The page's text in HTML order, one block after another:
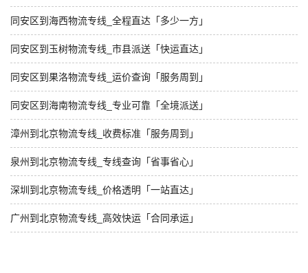
同安区到海西物流专线_全程直达「多少一方」
同安区到玉树物流专线_市县派送「快运直达」
同安区到果洛物流专线_运价查询「服务周到」
同安区到海南物流专线_专业可靠「全境派送」
漳州到北京物流专线_收费标准「服务周到」
泉州到北京物流专线_专线查询「省事省心」
深圳到北京物流专线_价格透明「一站直达」
广州到北京物流专线_高效快运「合同承运」